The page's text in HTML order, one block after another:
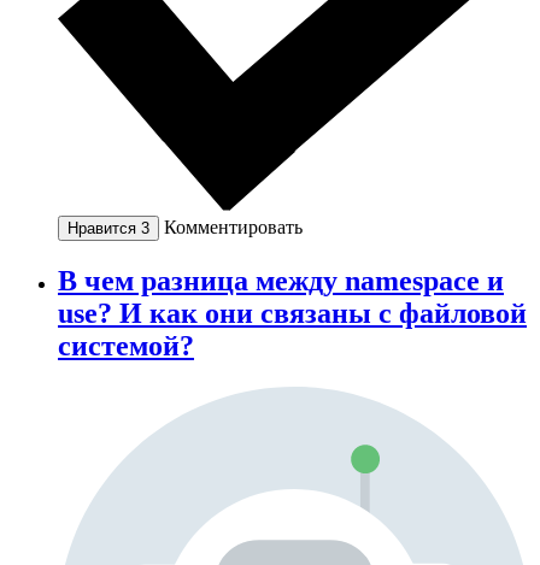
Нравится 3 Комментировать
В чем разница между namespace и
use? И как они связаны с файловой
системой?